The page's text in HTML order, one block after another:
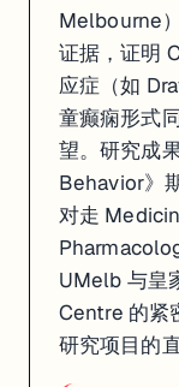
Melbourne
证据，证明
应症（如
童癫痫形式
望。研究成
Behavior》
对走
UMelb 与皇
Centre 的紧
研究项目的